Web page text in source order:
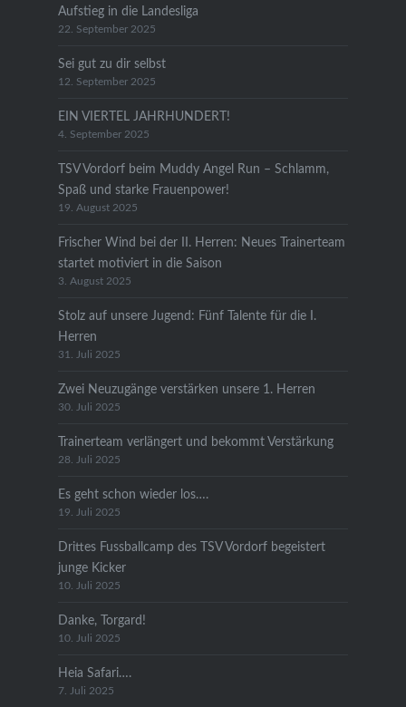
Aufstieg in die Landesliga
22. September 2025
Sei gut zu dir selbst
12. September 2025
EIN VIERTEL JAHRHUNDERT!
4. September 2025
TSV Vordorf beim Muddy Angel Run – Schlamm,
Spaß und starke Frauenpower!
19. August 2025
Frischer Wind bei der II. Herren: Neues Trainerteam
startet motiviert in die Saison
3. August 2025
Stolz auf unsere Jugend: Fünf Talente für die I.
Herren
31. Juli 2025
Zwei Neuzugänge verstärken unsere 1. Herren
30. Juli 2025
Trainerteam verlängert und bekommt Verstärkung
28. Juli 2025
Es geht schon wieder los….
19. Juli 2025
Drittes Fussballcamp des TSV Vordorf begeistert
junge Kicker
10. Juli 2025
Danke, Torgard!
10. Juli 2025
Heia Safari….
7. Juli 2025